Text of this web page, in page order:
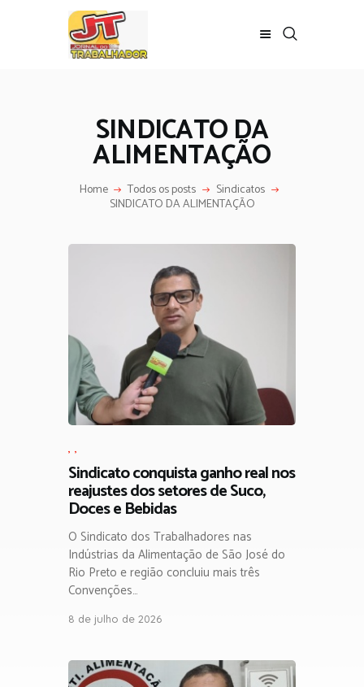
SINDICATO DA
ALIMENTAÇÃO
Home Todos os posts Sindicatos
SINDICATO DA ALIMENTAÇÃO
, ,
Sindicato conquista ganho real nos
reajustes dos setores de Suco,
Doces e Bebidas
O Sindicato dos Trabalhadores nas
Indústrias da Alimentação de São José do
Rio Preto e região concluiu mais três
Convenções…
8 de julho de 2026